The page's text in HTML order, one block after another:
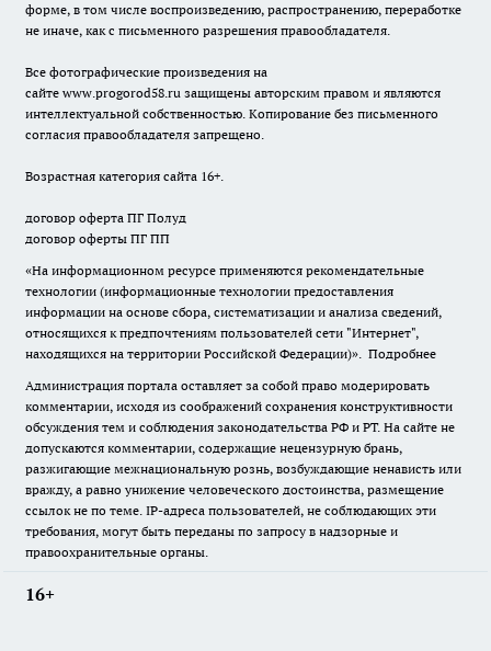
форме, в том числе воспроизведению, распространению, переработке
не иначе, как с письменного разрешения правообладателя.
Все фотографические произведения на
сайте www.progorod58.ru защищены авторским правом и являются
интеллектуальной собственностью. Копирование без письменного
согласия правообладателя запрещено.
Возрастная категория сайта 16+.
договор оферта ПГ Полуд
договор оферты ПГ ПП
«На информационном ресурсе применяются рекомендательные
технологии (информационные технологии предоставления
информации на основе сбора, систематизации и анализа сведений,
относящихся к предпочтениям пользователей сети "Интернет",
находящихся на территории Российской Федерации)». Подробнее
Администрация портала оставляет за собой право модерировать
комментарии, исходя из соображений сохранения конструктивности
обсуждения тем и соблюдения законодательства РФ и РТ. На сайте не
допускаются комментарии, содержащие нецензурную брань,
разжигающие межнациональную рознь, возбуждающие ненависть или
вражду, а равно унижение человеческого достоинства, размещение
ссылок не по теме. IP-адреса пользователей, не соблюдающих эти
требования, могут быть переданы по запросу в надзорные и
правоохранительные органы.
16+